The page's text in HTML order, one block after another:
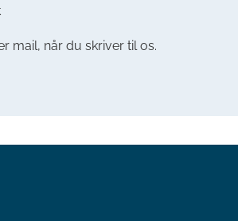
mail, når du skriver til os.